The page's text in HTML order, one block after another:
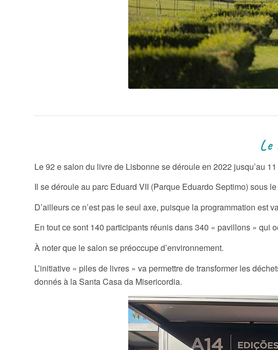
Le salon du Livre:
Le 92 e salon du livre de Lisbonne se déroule en 2022 jusqu’au
Il se déroule au parc Eduard VII (Parque Eduardo Septimo) sous
D’ailleurs ce n’est pas le seul axe, puisque la programmation est
En tout ce sont 140 participants réunis dans 340 « pavillons » qui
À noter que le salon se préoccupe d’environnement.
L’initiative « piles de livres » va permettre de transformer les
donnés à la Santa Casa da Misericordia.